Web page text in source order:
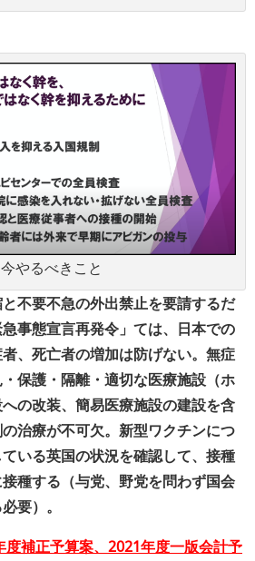
今やるべきこと
不要不急の外出禁止を要請するだ
事態宣言再発令」ては、日本での
、死亡者の増加は防げない。無症
保護・隔離・適切な医療施設（ホ
の改装、簡易医療施設の建設を含
治療が不可欠。新型ワクチンにつ
いる英国の状況を確認して、接種
種する（与党、野党を問わず国会
要）。
度補正予算案、2021年度一版会計予